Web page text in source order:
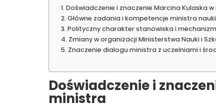
Doświadczenie i znaczenie Marcina Kulaska
Główne zadania i kompetencje ministra
Polityczny charakter stanowiska i
Zmiany w organizacji Ministerstwa Nauki i
Znaczenie dialogu ministra z uczelniami i
Doświadczenie i
ministra